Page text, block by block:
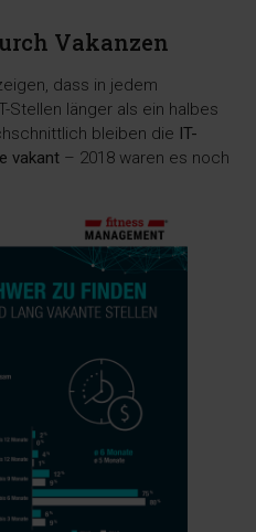
Vakanzen
dass in jedem
Stellen länger als ein halbes
bleiben die IT-
vakant – 2018 waren es noch